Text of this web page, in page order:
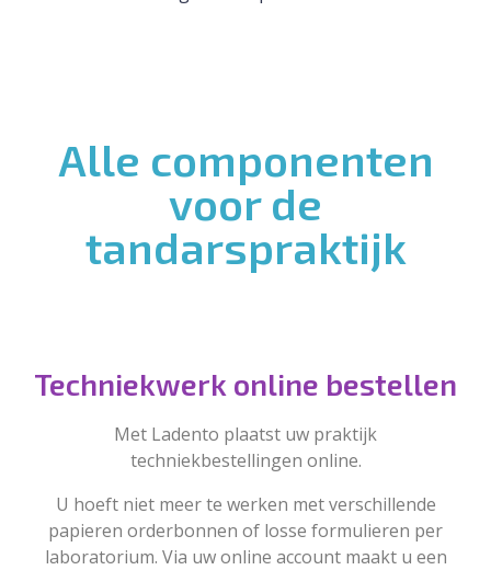
Alle componenten
voor de
tandarspraktijk
Techniekwerk online bestellen
Met Ladento plaatst uw praktijk
techniekbestellingen online.
U hoeft niet meer te werken met verschillende
papieren orderbonnen of losse formulieren per
laboratorium. Via uw online account maakt u een